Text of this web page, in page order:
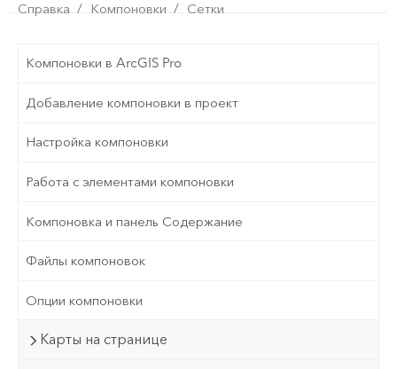
Справка Компоновки Сетки
Компоновки в ArcGIS Pro
Добавление компоновки в проект
Настройка компоновки
Работа с элементами компоновки
Компоновка и панель Содержание
Файлы компоновок
Опции компоновки
Карты на странице